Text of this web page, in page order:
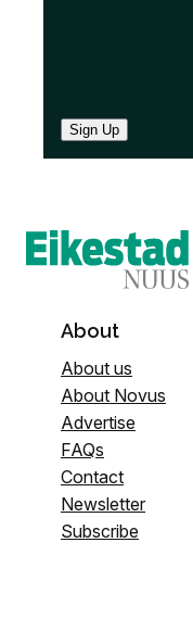
Sign Up
About
About us
About Novus
Advertise
FAQs
Contact
Newsletter
Subscribe